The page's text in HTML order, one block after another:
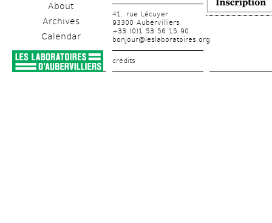
About
Archives
Calendar
41, rue Lécuyer
93300 Aubervilliers
+33 (0)1 53 56 15 90
bonjour@leslaboratoires.org
crédits